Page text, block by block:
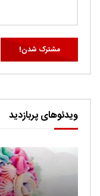
ویدئوهای پربازدید